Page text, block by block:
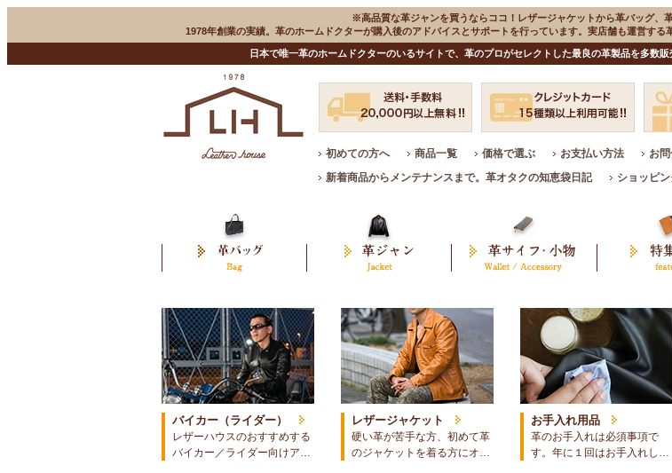
※高品質な革ジャンを買うならココ！レザージャケットから革バッグ、
1978年創業の実績。革のホームドクターが購入後のアドバイスとサポートを行っています。実店舗も運営す
日本で唯一革のホームドクターのいるサイトで、革のプロがセレクトした最良の革製品を多数
初めての方へ 商品一覧 価格で選ぶ お支払い方法 お
新着商品からメンテナンスまで。革オタクの知恵袋日記
ショッピ
バイカー（ライダー）
レザーハウスのおすすめする
バイカー／ライダー向けア…
レザージャケット
硬い革が苦手な方、初めて革
のジャケットを着る方にオ…
お手入れ用品
革のお手入れは必須事項で
す。年に１回はお手入れし…